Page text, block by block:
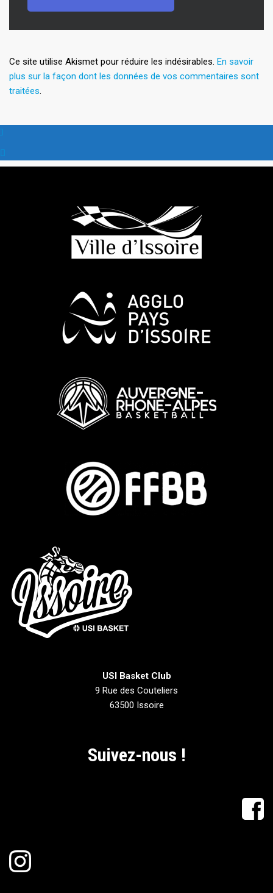
Ce site utilise Akismet pour réduire les indésirables. En savoir
plus sur la façon dont les données de vos commentaires sont
traitées.
USI Basket Club
9 Rue des Couteliers
63500 Issoire
Suivez-nous !